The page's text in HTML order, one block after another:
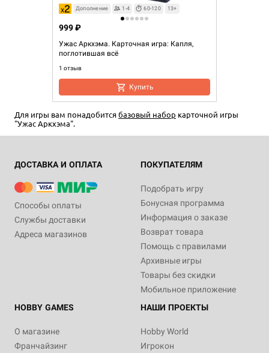
Дополнение 1-4 60-120 13+
Ужас Аркхэма. Карточная игра: Капля,
поглотившая всё
1 отзыв
999 ₽
Купить
Для игры вам понадобится базовый набор карточной игры
"Ужас Аркхэма".
ДОСТАВКА И ОПЛАТА
Способы оплаты
Службы доставки
Адреса магазинов
ПОКУПАТЕЛЯМ
Подобрать игру
Бонусная программа
Информация о заказе
Возврат товара
Помощь с правилами
Архивные игры
Товары без скидки
Мобильное приложение
HOBBY GAMES
О магазине
Франчайзинг
НАШИ ПРОЕКТЫ
Hobby World
Игрокон